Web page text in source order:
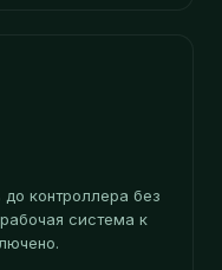
контроллера без
система к